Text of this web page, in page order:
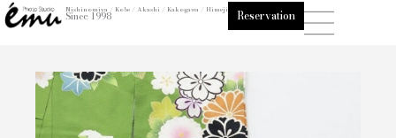
内
容
Nishinomiya / Kobe / Akashi / Kakogawa / Himeji
Since 1998 Reservation